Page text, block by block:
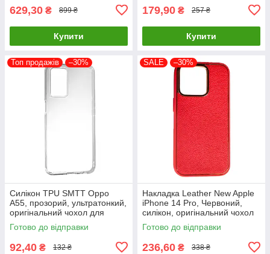
629,30 ₴ 899 ₴
Купити
179,90 ₴ 257 ₴
Купити
Топ продажів –30%
Силікон TPU SMTT Oppo
A55, прозорий, ультратонкий,
оригінальний чохол для
захисту смартфона
Готово до відправки
92,40 ₴ 132 ₴
SALE –30%
Накладка Leather New Apple
iPhone 14 Pro, Червоний,
силікон, оригінальний чохол
Готово до відправки
236,60 ₴ 338 ₴